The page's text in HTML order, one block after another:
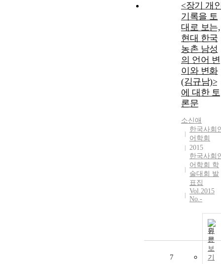
<장기 개
기록을 토
대로 보는,
현대 한국
농촌 남성
의 언어 변
이와 변화
(김규남)>
에 대한 토
론문
소신애
한국사회
어학회
2015
한국사회
어학회 학
술대회 발
표집
Vol.2015
No.-
원
문
보
기
7